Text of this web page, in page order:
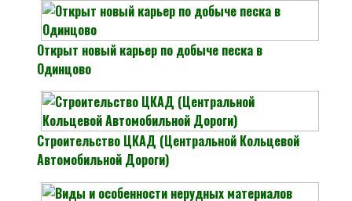
Открыт новый карьер по добыче песка в
Одинцово
Строительство ЦКАД (Центральной Кольцевой
Автомобильной Дороги)